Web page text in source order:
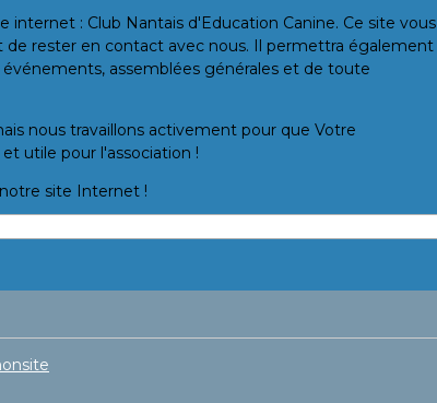
: Club Nantais d'Education Canine. Ce site vous
rester en contact avec nous. Il permettra également
assemblées générales et de toute
nous travaillons activement pour que Votre
utile pour l'association !
site Internet !